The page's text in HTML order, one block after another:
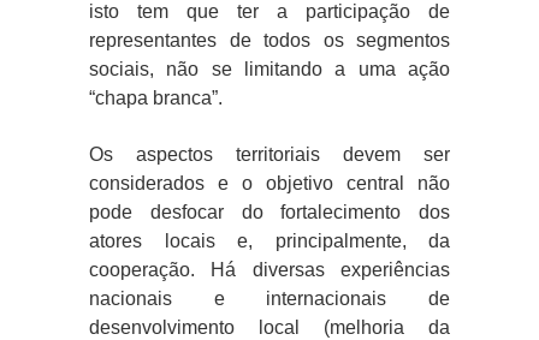
isto tem que ter a participação de
representantes de todos os segmentos
sociais, não se limitando a uma ação
“chapa branca”.
Os aspectos territoriais devem ser
considerados e o objetivo central não
pode desfocar do fortalecimento dos
atores locais e, principalmente, da
cooperação. Há diversas experiências
nacionais e internacionais de
desenvolvimento local (melhoria da